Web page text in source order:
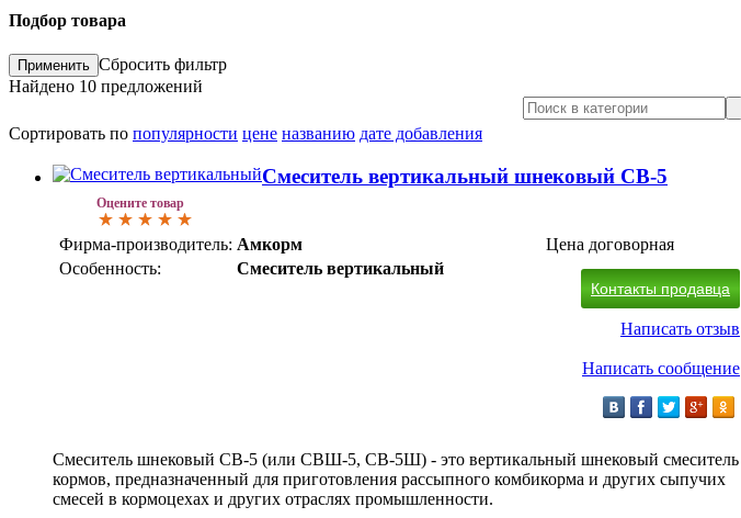
Подбор товара
Сбросить фильтр
Найдено 10 предложений
Сортировать по популярности цене названию дате добавления
Оцените товар
Смеситель вертикальный шнековый СВ-5
Фирма-производитель: Амкорм
Особенность:
Смеситель вертикальный
Цена договорная
Контакты продавца
Написать отзыв
Написать сообщение
Смеситель шнековый СВ-5 (или СВШ-5, СВ-5Ш) - это вертикальный шнековый смеситель
кормов, предназначенный для приготовления рассыпного комбикорма и других сыпучих
смесей в кормоцехах и других отраслях промышленности.